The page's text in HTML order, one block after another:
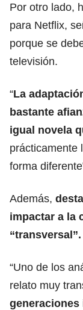
Por otro lado,
para Netflix,
porque se
televisión.
“La
bastante
igual novela
prácticamente
forma
Además,
impactar a la
“transversal”.
“Uno de los
relato muy
generaciones